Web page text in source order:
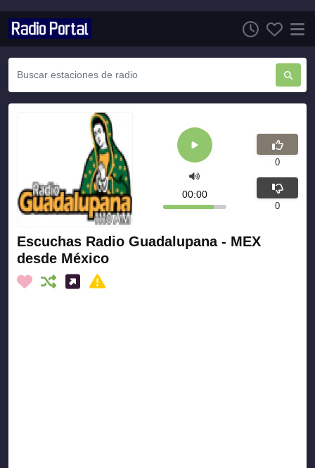
Escuchas Radio Guadalupana - MEX
desde México
00:00
0
0